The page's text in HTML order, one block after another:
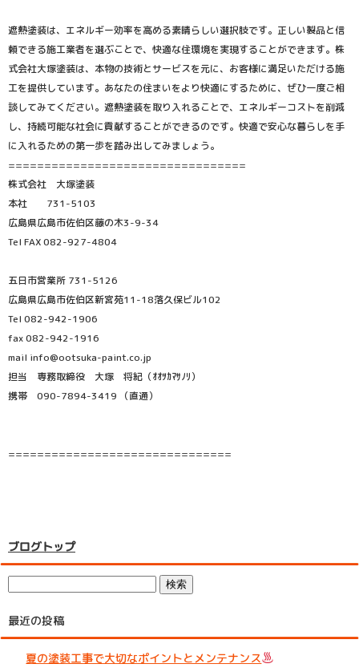
遮熱塗装は、エネルギー効率を高める素晴らしい選択肢です。正しい製品と信
頼できる施工業者を選ぶことで、快適な住環境を実現することができます。株
式会社大塚塗装は、本物の技術とサービスを元に、お客様に満足いただける施
工を提供しています。あなたの住まいをより快適にするために、ぜひ一度ご相
談してみてください。遮熱塗装を取り入れることで、エネルギーコストを削減
し、持続可能な社会に貢献することができるのです。快適で安心な暮らしを手
に入れるための第一歩を踏み出してみましょう。
=================================
株式会社 大塚塗装
本社 731-5103
広島県広島市佐伯区藤の木3-9-34
Tel FAX 082-927-4804
五日市営業所 731-5126
広島県広島市佐伯区新宮苑11-18落久保ビル102
Tel 082-942-1906
fax 082-942-1916
mail info@ootsuka-paint.co.jp
担当 専務取締役 大塚 将紀（ｵｵﾂｶﾏｻﾉﾘ）
携帯 090-7894-3419 （直通）
===============================
ブログトップ
最近の投稿
夏の塗装工事で大切なポイントとメンテナンス